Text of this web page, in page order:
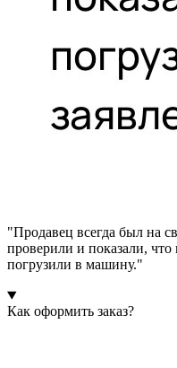
"Продавец всегда был на
проверили и показали, что
погрузили в машину."
Как оформить заказ?